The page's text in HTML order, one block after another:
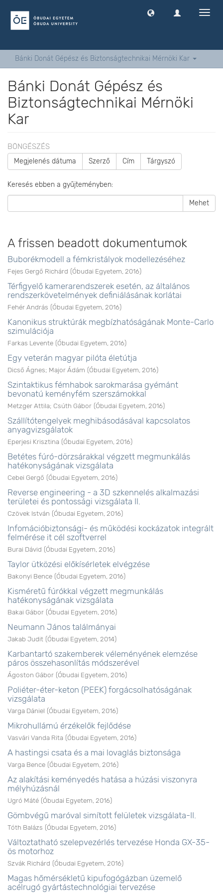
Bánki Donát Gépész és Biztonságtechnikai Mérnöki Kar
Bánki Donát Gépész és
Biztonságtechnikai Mérnöki
Kar
BÖNGÉSZÉS
Megjelenés dátuma Szerző Cím Tárgyszó
Keresés ebben a gyűjteményben:
Mehet
A frissen beadott dokumentumok
Buborékmodell a fémkristályok modellezéséhez
Fejes Gergő Richárd (Óbudai Egyetem 2016)
Térfigyelő kamerarendszerek esetén, az általános
rendszerkövetelmények definiálásának korlátai
Fehér András (Óbudai Egyetem 2016)
Kanonikus struktúrák megbízhatóságának Monte-Carlo
szimulációja
Farkas Levente (Óbudai Egyetem 2016)
Egy veterán magyar pilóta életútja
Dicső Ágnes; Major Ádám (Óbudai Egyetem 2016)
Szintaktikus fémhabok sarokmarása gyémánt
bevonatú keményfém szerszámokkal
Metzger Attila; Csúth Gábor (Óbudai Egyetem 2016)
Szállítótengelyek meghibásodásával kapcsolatos
anyagvizsgálatok
Eperjesi Krisztina (Óbudai Egyetem 2016)
Betétes fúró-dörzsárakkal végzett megmunkálás
hatékonyságának vizsgálata
Cebei Gergő (Óbudai Egyetem 2016)
Reverse engineering - a 3D szkennelés alkalmazási
területei és pontossági vizsgálata II.
Czövek István (Óbudai Egyetem 2016)
Infomációbiztonsági- és működési kockázatok integrált
felmérése it cél szoftverrel
Burai Dávid (Óbudai Egyetem 2016)
Taylor ütközési előkísérletek elvégzése
Bakonyi Bence (Óbudai Egyetem 2016)
Kisméretű fúrókkal végzett megmunkálás
hatékonyságának vizsgálata
Bakai Gábor (Óbudai Egyetem 2016)
Neumann János találmányai
Jakab Judit (Óbudai Egyetem 2014)
Karbantartó szakemberek véleményének elemzése
páros összehasonlítás módszerével
Ágoston Gábor (Óbudai Egyetem 2016)
Poliéter-éter-keton (PEEK) forgácsolhatóságának
vizsgálata
Varga Dániel (Óbudai Egyetem 2016)
Mikrohullámú érzékelők fejlődése
Vasvári Vanda Rita (Óbudai Egyetem 2016)
A hastingsi csata és a mai lovaglás biztonsága
Varga Bence (Óbudai Egyetem 2016)
Az alakítási keményedés hatása a húzási viszonyra
mélyhúzásnál
Ugró Máté (Óbudai Egyetem 2016)
Gömbvégű maróval simított felületek vizsgálata-II.
Tóth Balázs (Óbudai Egyetem 2016)
Változtatható szelepvezérlés tervezése Honda GX-35-
ös motorhoz
Szvák Richárd (Óbudai Egyetem 2016)
Magas hőmérsékletű kipufogógázban üzemelő
acélrugó gyártástechnológiai tervezése